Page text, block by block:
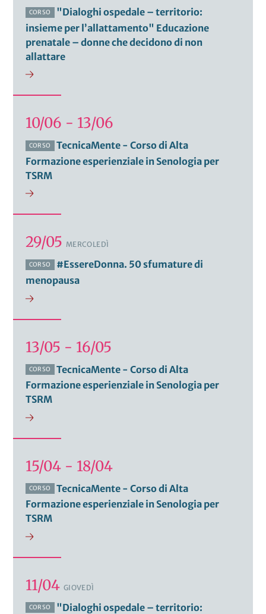
CORSO
"Dialoghi ospedale – territorio:
insieme per l’allattamento" Educazione
prenatale – donne che decidono di non
allattare
10/06 - 13/06
CORSO
TecnicaMente - Corso di Alta
Formazione esperienziale in Senologia per
TSRM
29/05 MERCOLEDÌ
CORSO
#EssereDonna. 50 sfumature di
menopausa
13/05 - 16/05
CORSO
TecnicaMente - Corso di Alta
Formazione esperienziale in Senologia per
TSRM
15/04 - 18/04
CORSO
TecnicaMente - Corso di Alta
Formazione esperienziale in Senologia per
TSRM
11/04 GIOVEDÌ
CORSO
"Dialoghi ospedale – territorio: